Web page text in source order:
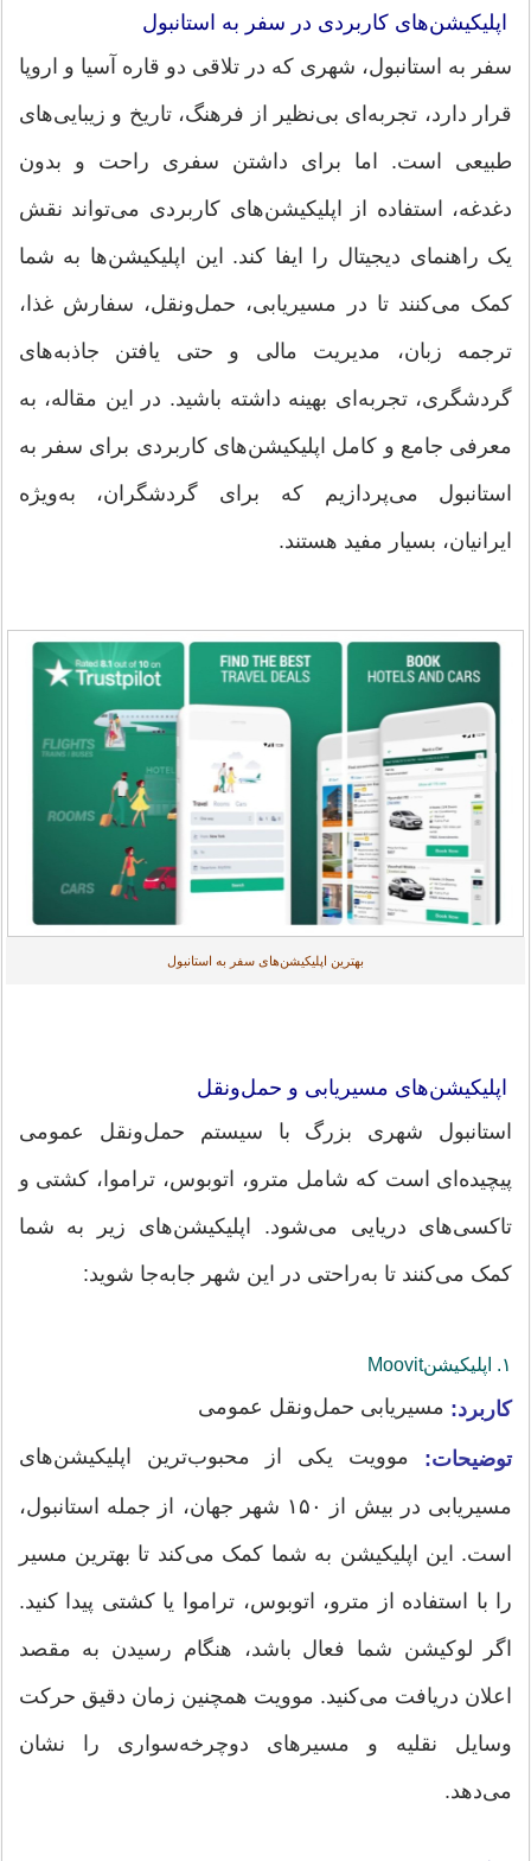
اپلیکیشن‌های کاربردی در سفر به استانبول
سفر به استانبول، شهری که در تلاقی دو قاره آسیا و اروپا
قرار دارد، تجربه‌ای بی‌نظیر از فرهنگ، تاریخ و زیبایی‌های
طبیعی است. اما برای داشتن سفری راحت و بدون
دغدغه، استفاده از اپلیکیشن‌های کاربردی می‌تواند نقش
یک راهنمای دیجیتال را ایفا کند. این اپلیکیشن‌ها به شما
کمک می‌کنند تا در مسیریابی، حمل‌ونقل، سفارش غذا،
ترجمه زبان، مدیریت مالی و حتی یافتن جاذبه‌های
گردشگری، تجربه‌ای بهینه داشته باشید. در این مقاله، به
معرفی جامع و کامل اپلیکیشن‌های کاربردی برای سفر به
استانبول می‌پردازیم که برای گردشگران، به‌ویژه
ایرانیان، بسیار مفید هستند.
بهترین اپلیکیشن‌های سفر به استانبول
اپلیکیشن‌های مسیریابی و حمل‌ونقل
استانبول شهری بزرگ با سیستم حمل‌ونقل عمومی
پیچیده‌ای است که شامل مترو، اتوبوس، تراموا، کشتی و
تاکسی‌های دریایی می‌شود. اپلیکیشن‌های زیر به شما
کمک می‌کنند تا به‌راحتی در این شهر جابه‌جا شوید:
۱. اپلیکیشن‌Moovit
کاربرد: مسیریابی حمل‌ونقل عمومی
توضیحات: موویت یکی از محبوب‌ترین اپلیکیشن‌های
مسیریابی در بیش از ۱۵۰ شهر جهان، از جمله استانبول،
است. این اپلیکیشن به شما کمک می‌کند تا بهترین مسیر
را با استفاده از مترو، اتوبوس، تراموا یا کشتی پیدا کنید.
اگر لوکیشن شما فعال باشد، هنگام رسیدن به مقصد
اعلان دریافت می‌کنید. موویت همچنین زمان دقیق حرکت
وسایل نقلیه و مسیرهای دوچرخه‌سواری را نشان
می‌دهد.